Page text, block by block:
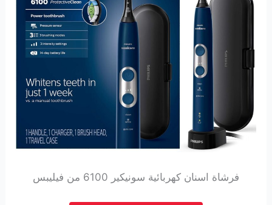
فرشاة اسنان كهربائية سونيكير 6100 من فيليبس